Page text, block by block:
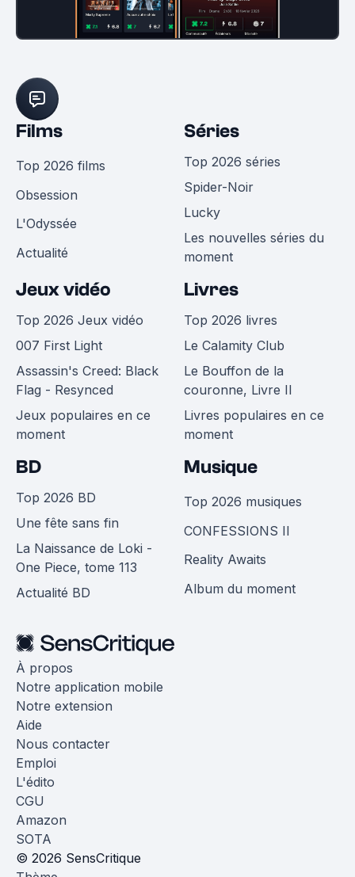
Films
Top 2026 films
Obsession
L'Odyssée
Actualité
Séries
Top 2026 séries
Spider-Noir
Lucky
Les nouvelles séries du
moment
Jeux vidéo
Top 2026 Jeux vidéo
007 First Light
Assassin's Creed: Black
Flag - Resynced
Jeux populaires en ce
moment
Livres
Top 2026 livres
Le Calamity Club
Le Bouffon de la
couronne, Livre II
Livres populaires en ce
moment
BD
Top 2026 BD
Une fête sans fin
La Naissance de Loki -
One Piece, tome 113
Actualité BD
Musique
Top 2026 musiques
CONFESSIONS II
Reality Awaits
Album du moment
À propos
Notre application mobile
Notre extension
Aide
Nous contacter
Emploi
L'édito
CGU
Amazon
SOTA
© 2026 SensCritique